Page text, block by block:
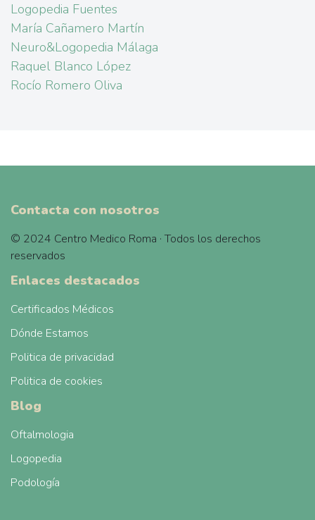
Logopedia Fuentes
María Cañamero Martín
Neuro&Logopedia Málaga
Raquel Blanco López
Rocío Romero Oliva
Contacta con nosotros
© 2024 Centro Medico Roma · Todos los derechos
reservados
Enlaces destacados
Certificados Médicos
Dónde Estamos
Politica de privacidad
Politica de cookies
Blog
Oftalmologia
Logopedia
Podología